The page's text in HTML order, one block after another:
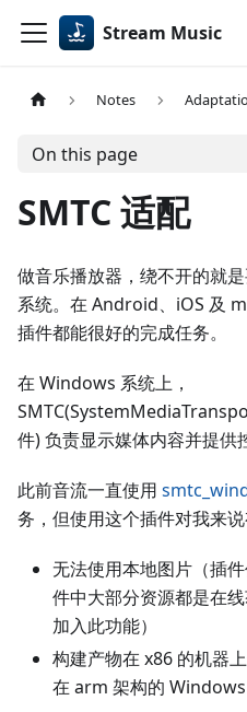
Stream Music
Notes
On this page
SMTC 适配
做音乐播放器，绕不开的就
系统。在 Android、iOS 及
插件都能很好的完成任务。
在 Windows 系统上，
件) 负责显示媒体内容并提供
此前音流一直使用
务，但使用这个插件对我来说
无法使用本地图片（插
件中大部分资源都是在
加入此功能）
构建产物在 x86 的机器
在 arm 架构的 Windows